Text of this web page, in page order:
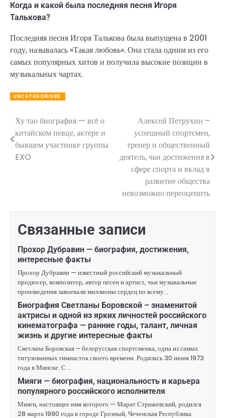
Когда и какой была последняя песня Игоря
Талькова?
Последняя песня Игоря Талькова была выпущена в 2001
году, называлась «Такая любовь». Она стала одним из его
самых популярных хитов и получила высокие позиции в
музыкальных чартах.
UNCATEGORISED
Навигация
по
записям
Ху тао биография — всё о
китайском певце, актере и
бывшем участнике группы
EXO
Алексей Петрухин –
успешный спортсмен,
тренер и общественный
деятель, чьи достижения в
сфере спорта и вклад в
развитие общества
невозможно переоценить
Связанные записи
Прохор Дубравин — биография, достижения,
интересные факты
Прохор Дубравин — известный российский музыкальный
продюсер, композитор, автор песен и артист, чьи музыкальные
произведения завоевали миллионы сердец по всему…
Биография Светланы Боровской – знаменитой
актрисы и одной из ярких личностей российского
кинематографа — ранние годы, талант, личная
жизнь и другие интересные факты
Светлана Боровская – белорусская спортсменка, одна из самых
титулованных гимнасток своего времени. Родилась 30 июня 1973
года в Минске. С…
Мияги — биография, национальность и карьера
популярного российского исполнителя
Мияги, настоящее имя которого — Марат Стрижевский, родился
28 марта 1990 года в городе Грозный, Чеченская Республика.